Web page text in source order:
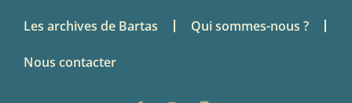
Les archives de Bartas Qui sommes-nous ?
Nous contacter